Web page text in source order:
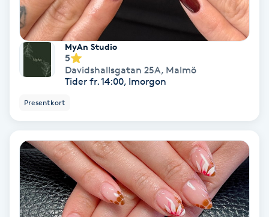
Celluliter
Coachning
Color correction
Cryoterapi
Damklippning
Dermapen
MyAn Studio
5
Davidshallsgatan 25A, Malmö
Tider fr. 14:00, Imorgon
Presentkort